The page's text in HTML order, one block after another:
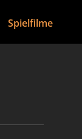
Spielfilme